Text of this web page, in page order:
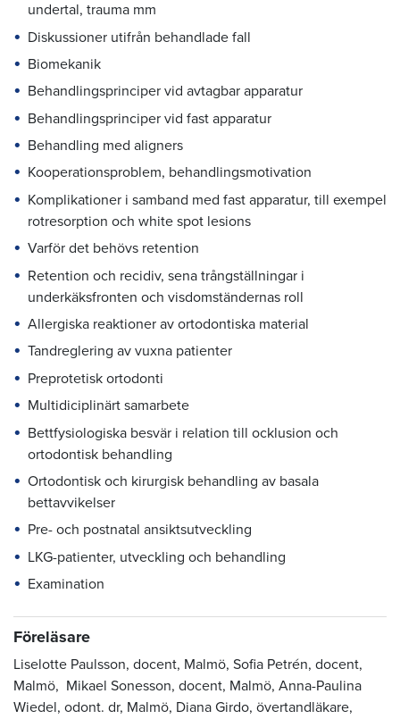
undertal, trauma mm
Diskussioner utifrån behandlade fall
Biomekanik
Behandlingsprinciper vid avtagbar apparatur
Behandlingsprinciper vid fast apparatur
Behandling med aligners
Kooperationsproblem, behandlingsmotivation
Komplikationer i samband med fast apparatur, till exempel
rotresorption och white spot lesions
Varför det behövs retention
Retention och recidiv, sena trångställningar i
underkäksfronten och visdomständernas roll
Allergiska reaktioner av ortodontiska material
Tandreglering av vuxna patienter
Preprotetisk ortodonti
Multidiciplinärt samarbete
Bettfysiologiska besvär i relation till ocklusion och
ortodontisk behandling
Ortodontisk och kirurgisk behandling av basala
bettavvikelser
Pre- och postnatal ansiktsutveckling
LKG-patienter, utveckling och behandling
Examination
Föreläsare
Liselotte Paulsson, docent, Malmö, Sofia Petrén, docent,
Malmö, Mikael Sonesson, docent, Malmö, Anna-Paulina
Wiedel, odont. dr, Malmö, Diana Girdo, övertandläkare,